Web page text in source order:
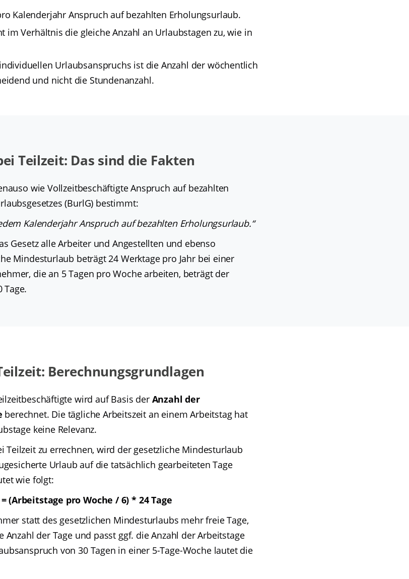
Kalenderjahr Anspruch auf bezahlten Erholungsurlaub.
im Verhältnis die gleiche Anzahl an Urlaubstagen zu, wie in
Urlaubsanspruchs ist die Anzahl der wöchentlich
und nicht die Stundenanzahl.
Teilzeit: Das sind die Fakten
wie Vollzeitbeschäftigte Anspruch auf bezahlten
(BurlG) bestimmt:
Kalenderjahr Anspruch auf bezahlten Erholungsurlaub.“
Gesetz alle Arbeiter und Angestellten und ebenso
Mindesturlaub beträgt 24 Werktage pro Jahr bei einer
die an 5 Tagen pro Woche arbeiten, beträgt der
Tage.
Berechnungsgrundlagen
wird auf Basis der Anzahl der
berechnet. Die tägliche Arbeitszeit an einem Arbeitstag hat
keine Relevanz.
Teilzeit zu errechnen, wird der gesetzliche Mindesturlaub
Urlaub auf die tatsächlich gearbeiteten Tage
wie folgt:
(Arbeitstage pro Woche / 6) * 24 Tage
statt des gesetzlichen Mindesturlaubs mehr freie Tage,
der Tage und passt ggf. die Anzahl der Arbeitstage
von 30 Tagen in einer 5-Tage-Woche lautet die